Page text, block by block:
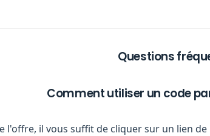
Questions
Comment utiliser un code
l'offre, il vous suffit de cliquer sur un lien